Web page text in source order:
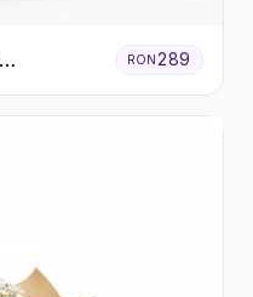
RON289